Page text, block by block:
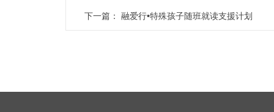
下一篇： 融爱行•特殊孩子随班就读支援计划